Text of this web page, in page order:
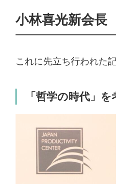
小林喜光新会
これに先立ち行われた
「哲学の時代」を